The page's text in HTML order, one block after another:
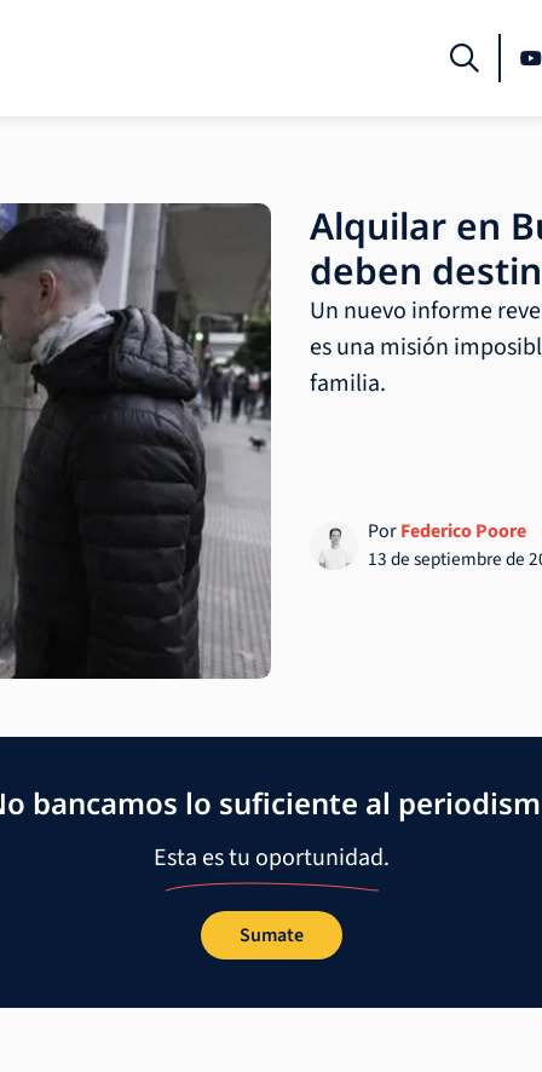
Alquilar en
deben
Un nuevo informe
es una misión
familia.
PorFederico Poore
13 de septiembre de
bancamos lo suficiente al
Esta es tu oportunidad.
Sumate